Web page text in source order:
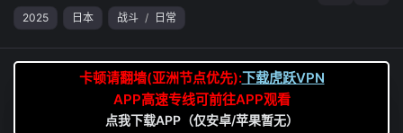
2025 日本 战斗 / 日常
卡顿请翻墙(亚洲节点优先):下载虎跃VPN
APP高速专线可前往APP观看
点我下载APP（仅安卓/苹果暂无）